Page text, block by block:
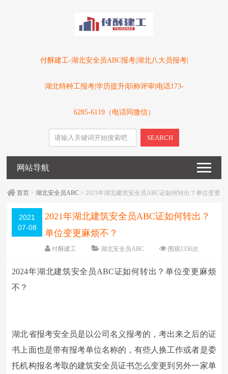
付酥建工-湖北安全员ABC报考|湖北八大员报考|
湖北特种工报考|学历提升|职称评审|电话173-
6285-6119（电话同微信）
SEARCH
网站导航
首页 >湖北安全员ABC > 2021年湖北建筑安全员ABC证如何转出？单位变更
2021
07-08
2021年湖北建筑安全员ABC证如何转出？
单位变更麻烦不？
付酥建工 湖北安全员ABC 围观1336次
字体：大 中 小
2024年湖北建筑安全员ABC证如何转出？单位变更麻烦
不？
湖北省报考安全员是以公司名义报考的，考出来之后的证
书上面也是带有报考单位名称的，有些人换工作或者是委
托机构报名考取的建筑安全员证书怎么变更到另外一家单